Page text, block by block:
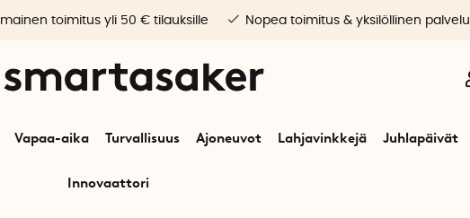
Vapaa-aika Turvallisuus Ajoneuvot Lahjavinkkejä Juhlapäivät
Innovaattori
Ilmainen toimitus yli 50 € tilauksille Nopea toimitus & yksilöllinen palvelu
Sisustus Iso lämpöpeitto